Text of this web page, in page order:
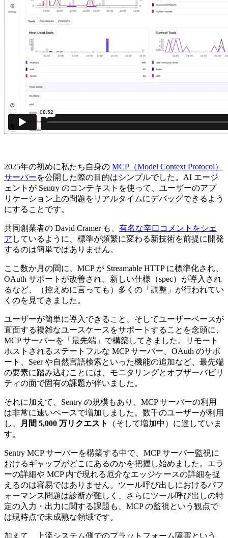
2025年の初めに私たち自身の MCP（Model Context Protocol）
サーバーを公開した際の目的はシンプルでした。AI エージ
ェントが Sentry のコンテキストを使って、ユーザーのアプ
リケーション上の問題をリアルタイムにデバッグできるよう
にすることです。
共同創業者の David Cramer も、 有名な辛口コメントをシェ
ア しているように、標準が頻繁に変わる新技術を前提に開発
するのは簡単ではありません。
ここ数か月の間に、MCP が Streamable HTTP に標準化され、
OAuth サポートが改善され、新しい仕様（spec）が導入され
るなど、（控えめに言っても）多くの「調整」が行われてい
くのを見てきました。
ユーザーが簡単に導入できること、そしてユーザーベースが
直面する複雑なユースケースをサポートすることを念頭に、
MCP サーバーを「最先端」で構築してきました。リモート
ホストされるステートフルな MCP サーバー、OAuth のサポ
ート、Seer や自然言語検索といった機能の追加など、最先端
の要素に踏み込むことには、モニタリングとオブザーバビリ
ティの面で固有の課題が伴いました。
それに加えて、Sentry の規模もあり、MCP サーバーの利用
は非常に速いペースで増加しました。数千のユーザーが利用
し、
月間 5,000 万リクエスト
（そして増加中）に達していま
す。
Sentry MCP サーバーを構築する中で、MCP サーバー監視に
おけるギャップがどこにあるのかを把握し始めました。エラ
ーの詳細や MCP 内で現れる厄介なエッジケースの詳細を捉
えるのは容易ではありません。ツール呼び出しにおけるパフ
ォーマンス問題は診断が難しく、さらにツール呼び出しの特
定の入力・出力に関する課題も、MCP の監視という観点で
は現時点で未成熟な領域です。
加えて、上流システム側でのプラットフォーム障害という、